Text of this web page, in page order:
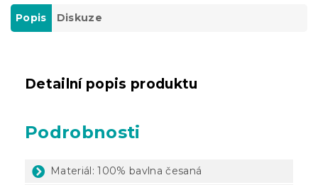
Popis Diskuze
Detailní popis produktu
Podrobnosti
Materiál: 100% bavlna česaná